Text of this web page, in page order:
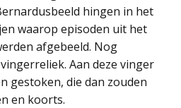
hingen in het
waarop episoden uit het
afgebeeld. Nog
Aan deze vinger
gestoken, die dan zouden
en koorts.